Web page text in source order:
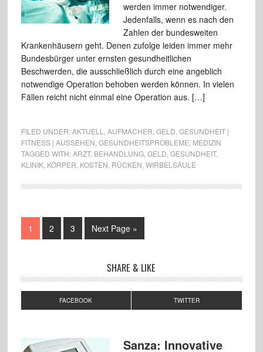
werden immer notwendiger.
Jedenfalls, wenn es nach den
Zahlen der bundesweiten
Krankenhäusern geht. Denen zufolge leiden immer mehr
Bundesbürger unter ernsten gesundheitlichen
Beschwerden, die ausschließlich durch eine angeblich
notwendige Operation behoben werden können. In vielen
Fällen reicht nicht einmal eine Operation aus. […]
FILED UNDER:AKTUELL AUFMACHER GELD GESUNDHEIT |
FITNESS | AUSSEHEN GESUNDHEITSPROBLEME MEDIZIN
TAGGED WITH:ARZT, BEHANDLUNG, GELD GESUNDHEIT,
KLINIK, KÖRPER KOSTEN RÜCKEN WIRBELSÄULE
1 2 3 Next Page »
SHARE & LIKE
FACEBOOK TWITTER
Sanza: Innovative